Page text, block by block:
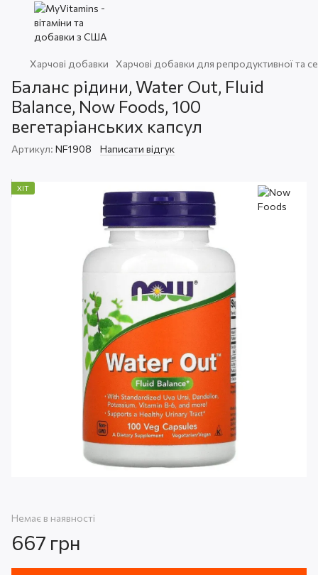
Харчові добавки Харчові добавки для репродуктивної та
Баланс рідини, Water Out, Fluid
Balance, Now Foods, 100
вегетаріанських капсул
Артикул: NF1908 Написати відгук
ХІТ
Немає в наявності
667 грн